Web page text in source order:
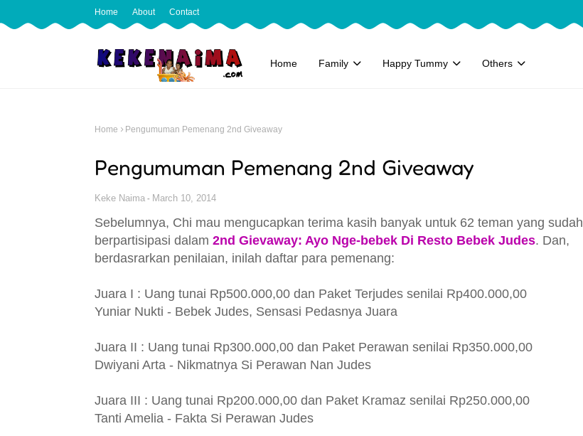
Home About Contact
Home Family Happy Tummy Others
Home Pengumuman Pemenang 2nd Giveaway
Pengumuman Pemenang 2nd Giveaway
Keke Naima March 10, 2014
Sebelumnya, Chi mau mengucapkan terima kasih banyak untuk 62 teman yang sudah
berpartisipasi dalam 2nd Gievaway: Ayo Nge-bebek Di Resto Bebek Judes. Dan,
berdasrarkan penilaian, inilah daftar para pemenang:
Juara I : Uang tunai Rp500.000,00 dan Paket Terjudes senilai Rp400.000,00
Yuniar Nukti - Bebek Judes, Sensasi Pedasnya Juara
Juara II : Uang tunai Rp300.000,00 dan Paket Perawan senilai Rp350.000,00
Dwiyani Arta - Nikmatnya Si Perawan Nan Judes
Juara III : Uang tunai Rp200.000,00 dan Paket Kramaz senilai Rp250.000,00
Tanti Amelia - Fakta Si Perawan Judes